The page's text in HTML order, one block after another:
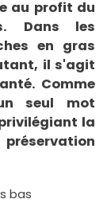
au profit du
Dans les
en gras
il s'agit
Comme
seul mot
la
bas